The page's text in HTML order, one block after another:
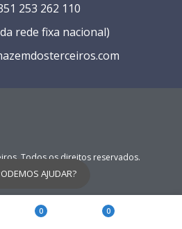
0 0
253 262 110
rede fixa nacional)
Todos os direitos reservados.
WGOAJUDAR?